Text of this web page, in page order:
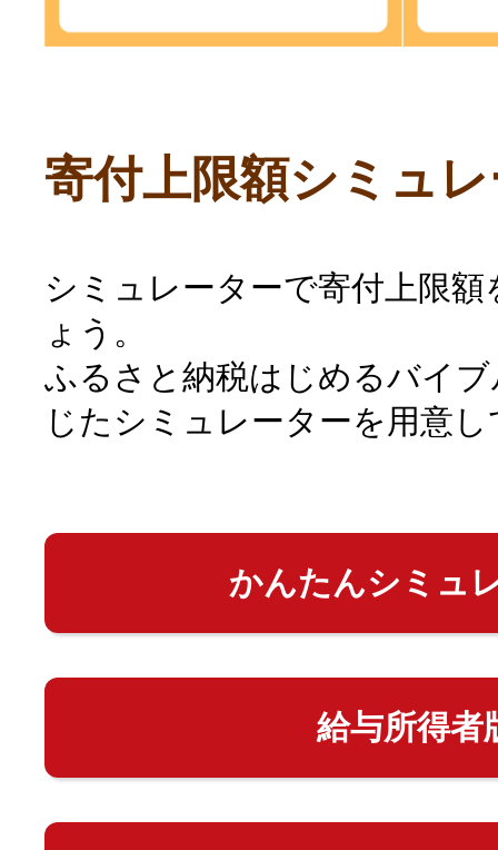
寄付上限額シミュ
シミュレーターで寄付上限
ょう。
ふるさと納税はじめるバイ
じたシミュレーターを用意
かんたんシミュ
給与所得者